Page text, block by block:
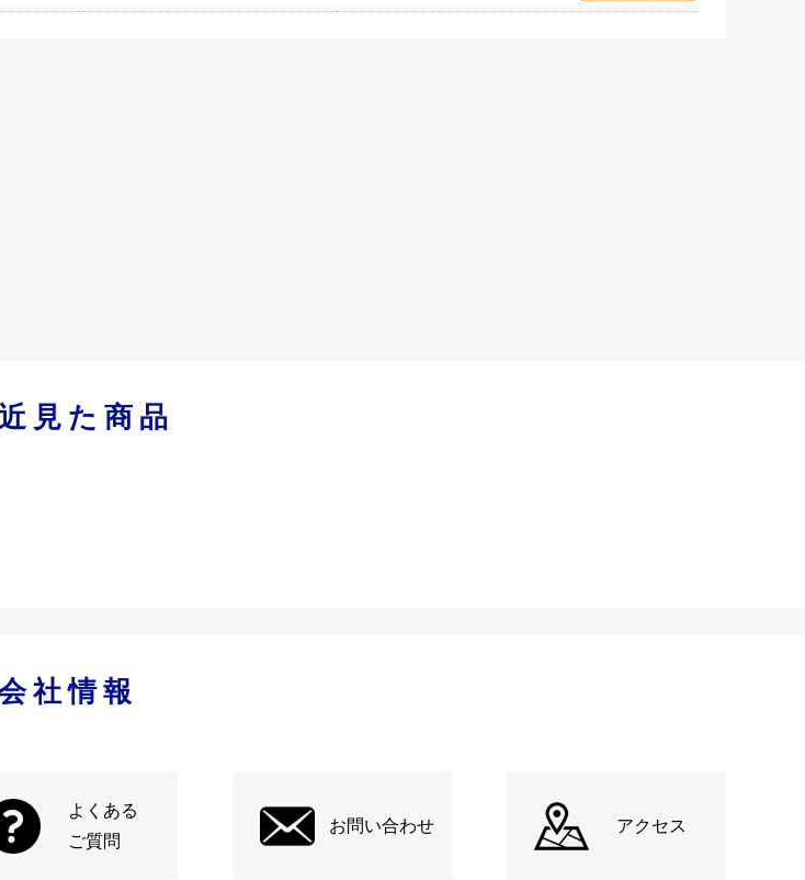
見た商品
社情報
よくある
ご質問
お問い合わせ アクセス